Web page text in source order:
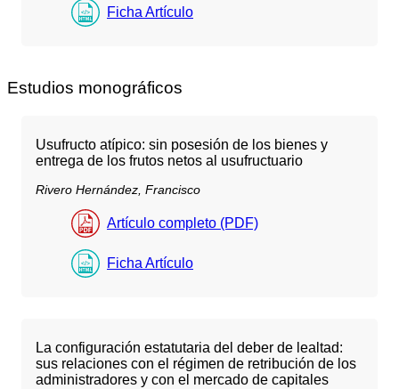
Ficha Artículo
Estudios monográficos
Usufructo atípico: sin posesión de los bienes y
entrega de los frutos netos al usufructuario
Rivero Hernández, Francisco
Artículo completo (PDF)
Ficha Artículo
La configuración estatutaria del deber de lealtad:
sus relaciones con el régimen de retribución de los
administradores y con el mercado de capitales